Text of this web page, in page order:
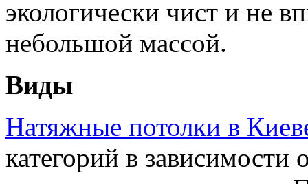
экологически чист и не
небольшой массой.
Виды
Натяжные потолки в
категорий в зависимости